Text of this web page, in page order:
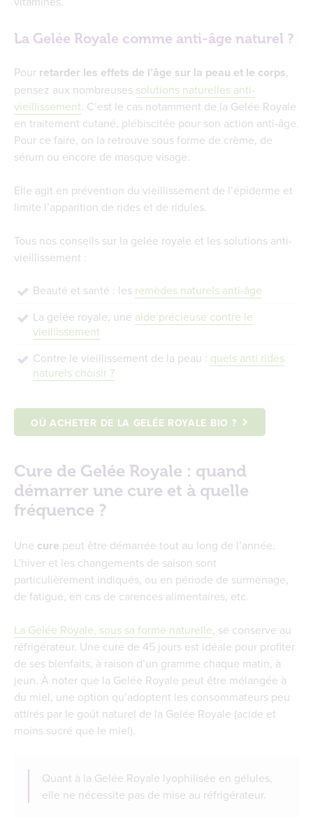
La Gelée Royale comme anti-âge naturel ?
Pour retarder les effets de l’âge sur la peau et le corps,
pensez aux nombreuses solutions naturelles anti-
vieillissement. C’est le cas notamment de la Gelée Royale
en traitement cutané, plébiscitée pour son action anti-âge.
Pour ce faire, on la retrouve sous forme de crème, de
sérum ou encore de masque visage.
Elle agit en prévention du vieillissement de l’épiderme et
limite l’apparition de rides et de ridules.
Tous nos conseils sur la gelée royale et les solutions anti-
vieillissement :
Beauté et santé : les remèdes naturels anti-âge
La gelée royale, une aide précieuse contre le
vieillissement
Contre le vieillissement de la peau : quels anti rides
naturels choisir ?
OÙ ACHETER DE LA GELÉE ROYALE BIO ?
Cure de Gelée Royale : quand
démarrer une cure et à quelle
fréquence ?
Une cure peut être démarrée tout au long de l’année.
L’hiver et les changements de saison sont
particulièrement indiqués, ou en période de surmenage,
de fatigue, en cas de carences alimentaires, etc.
La Gelée Royale, sous sa forme naturelle, se conserve au
réfrigérateur. Une cure de 45 jours est idéale pour profiter
de ses bienfaits, à raison d’un gramme chaque matin, à
jeun. À noter que la Gelée Royale peut être mélangée à
du miel, une option qu’adoptent les consommateurs peu
attirés par le goût naturel de la Gelée Royale (acide et
moins sucré que le miel).
Quant à la Gelée Royale lyophilisée en gélules,
elle ne nécessite pas de mise au réfrigérateur.